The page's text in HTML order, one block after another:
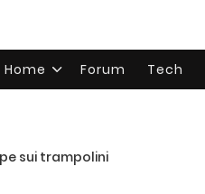
Forum Tech
sui trampolini